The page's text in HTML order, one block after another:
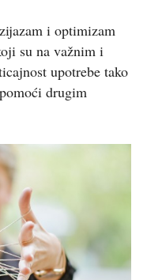
i optimizam
su na važnim i
upotrebe tako
drugim